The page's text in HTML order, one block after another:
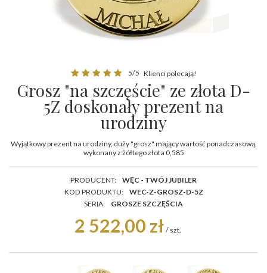
5/5 Klienci polecają!
Grosz "na szczęście" ze złota D-
5Z doskonały prezent na
urodziny
Wyjątkowy prezent na urodziny, duży "grosz" mający wartość ponadczasową,
wykonany z żółtego złota 0,585
PRODUCENT:
WĘC - TWÓJ JUBILER
KOD PRODUKTU:
WEC-Z-GROSZ-D-5Z
SERIA:
GROSZE SZCZĘŚCIA
2 522,00 zł / szt.